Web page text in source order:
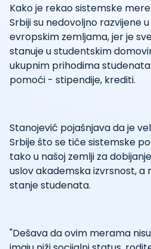
Kako je rekao sistemske
Srbiji su nedovoljno razvijene
evropskim zemljama, jer je
stanuje u studentskim
ukupnim prihodima
pomoći - stipendije, krediti.
Stanojević pojašnjava da je
Srbije što se tiče sistemske
tako u našoj zemlji za
uslov akademska izvrsnost,
stanje studenata.
"Dešava da ovim merama